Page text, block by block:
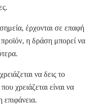
έρχονται σε επαφή
η δράση μπορεί να
να δεις το
χρειάζεται είναι να